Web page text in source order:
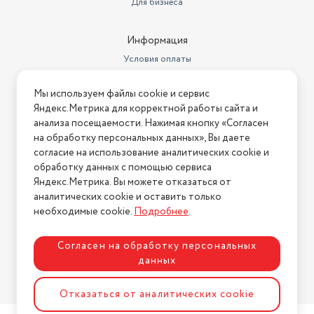
Информация
Условия оплаты
Условия возврата
Нашли ошибку на сайте? Напишите нам
2026 © Интернет-магазин "АстМаркет". У нас есть всё!
Политика конфиденциальности
Разработка сайтаASTDESIGN
Мы используем файлы cookie и сервис
Яндекс.Метрика для корректной работы сайта и
анализа посещаемости. Нажимая кнопку «Согласен
на обработку персональных данных», Вы даете
согласие на использование аналитических cookie и
обработку данных с помощью сервиса
Яндекс.Метрика. Вы можете отказаться от
аналитических cookie и оставить только
необходимые cookie.Подробнее.
Согласен на обработку персональных
данных
Отказаться от аналитических cookie